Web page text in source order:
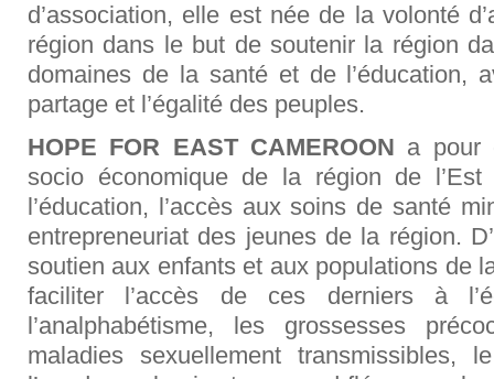
d’association, elle est née de la volonté
région dans le but de soutenir la région
domaines de la santé et de l’éducation,
partage et l’égalité des peuples.
HOPE FOR EAST CAMEROON a pour
socio économique de la région de
l’éducation, l’accès aux soins de santé
entrepreneuriat des jeunes de la région.
soutien aux enfants et aux populations de
faciliter l’accès de ces derniers à
l’analphabétisme, les grossesses
maladies sexuellement transmissibles,